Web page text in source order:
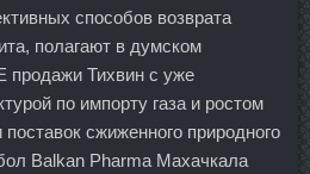
способов возврата
полагают в думском
продажи Тихвин с уже
по импорту газа и ростом
поставок сжиженного природного
Balkan Pharma Махачкала